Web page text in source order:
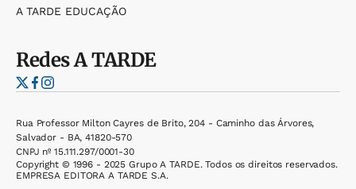
A TARDE EDUCAÇÃO
RedesA TARDE
Rua Professor Milton Cayres de Brito, 204 - Caminho das Árvores,
Salvador - BA, 41820-570
CNPJ nº 15.111.297/0001-30
Copyright © 1996 - 2025 Grupo A TARDE. Todos os direitos reservados.
EMPRESA EDITORA A TARDE S.A.